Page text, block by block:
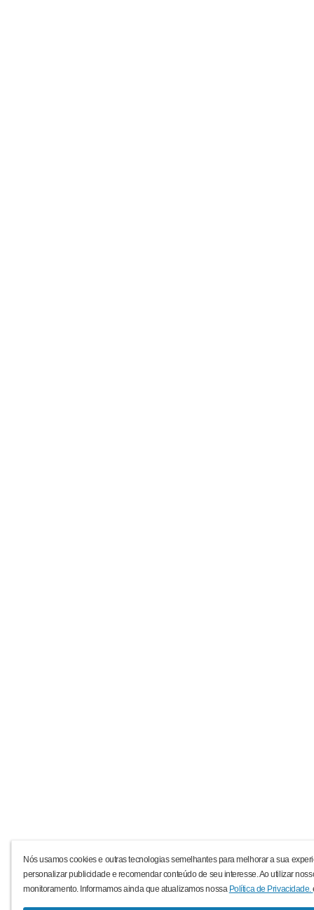
Nós usamos cookies e outras tecnologias semelhantes para melhorar a sua
personalizar publicidade e recomendar conteúdo de seu interesse. Ao utilizar
monitoramento. Informamos ainda que atualizamos nossa Política de Privacidade.